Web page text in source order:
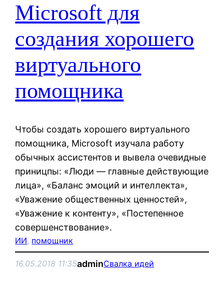
Microsoft для
создания хорошего
виртуального
помощника
Чтобы создать хорошего виртуального
помощника, Microsoft изучала работу
обычных ассистентов и вывела очевидные
приницпы: «Люди — главные действующие
лица», «Баланс эмоций и интеллекта»,
«Уважение общественных ценностей»,
«Уважение к контенту», «Постепенное
совершенствование».
ИИ, помощник
16.05.2018 11:35adminСвалка идей